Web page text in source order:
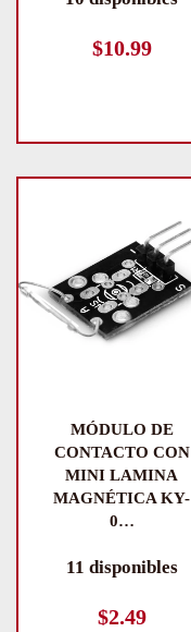
$10.99
MÓDULO DE
CONTACTO CON
MINI LAMINA
MAGNÉTICA KY-
0…
11 disponibles
$2.49